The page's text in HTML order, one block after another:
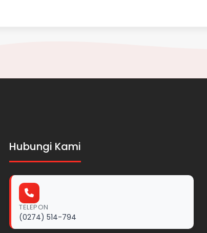
Hubungi Kami
TELEPON
(0274) 514-794